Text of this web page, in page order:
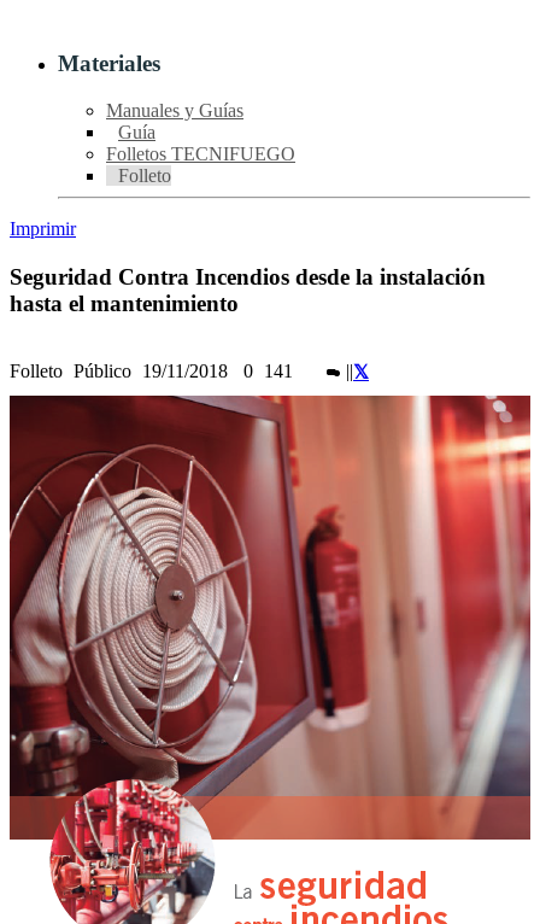
Materiales
Manuales y Guías
Guía
Folletos TECNIFUEGO
Folleto
Imprimir
Seguridad Contra Incendios desde la instalación
hasta el mantenimiento
Folleto Público 19/11/2018 0 141 ||